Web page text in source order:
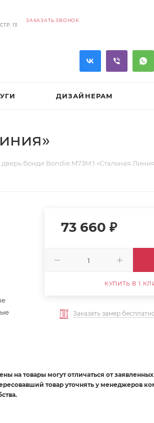
13
ЗАКАЗАТЬ ЗВОНОК
ДИЗАЙНЕРАМ
Бонди Bondie.M73M.1 «Стальная
73 660 ₽
КУПИТЬ В 1
Заказать замер
на товары могут отличаться от заявленных
товар уточнять у менеджеров